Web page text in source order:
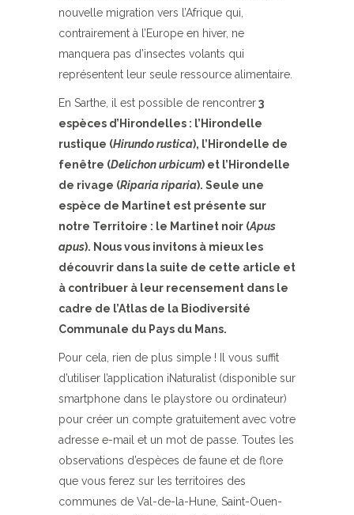
nouvelle migration vers l’Afrique qui,
contrairement à l’Europe en hiver, ne
manquera pas d’insectes volants qui
représentent leur seule ressource alimentaire.
En Sarthe, il est possible de rencontrer3
espèces d’Hirondelles : l’Hirondelle
rustique (Hirundo rustica), l’Hirondelle de
fenêtre (Delichon urbicum) et l’Hirondelle
de rivage (Riparia riparia). Seule une
espèce de Martinet est présente sur
notre Territoire : le Martinet noir (Apus
apus). Nous vous invitons à mieux les
découvrir dans la suite de cette article et
à contribuer à leur recensement dans le
cadre de l’Atlas de la Biodiversité
Communale du Pays du Mans.
Pour cela, rien de plus simple ! Il vous suffit
d’utiliser l’application iNaturalist (disponible sur
smartphone dans le playstore ou ordinateur)
pour créer un compte gratuitement avec votre
adresse e-mail et un mot de passe. Toutes les
observations d’espèces de faune et de flore
que vous ferez sur les territoires des
communes de Val-de-la-Hune, Saint-Ouen-